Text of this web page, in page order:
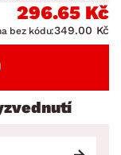
296.65 Kč
bez kódu:349.00 Kč